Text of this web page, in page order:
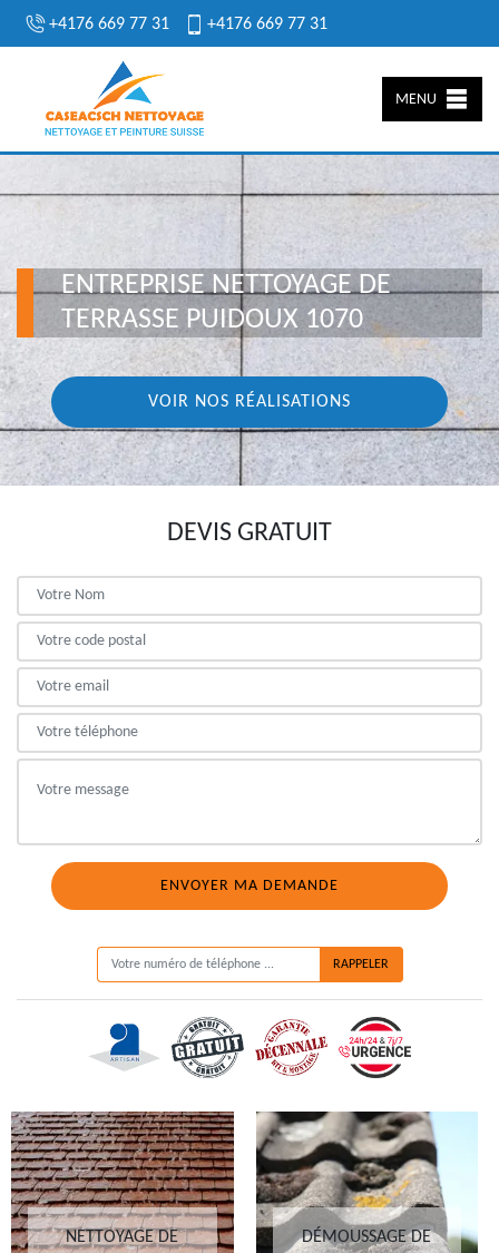
+4176 669 77 31 +4176 669 77 31
MENU
ENTREPRISE NETTOYAGE DE
TERRASSE PUIDOUX 1070
VOIR NOS RÉALISATIONS
DEVIS GRATUIT
NETTOYAGE DE
DÉMOUSSAGE DE